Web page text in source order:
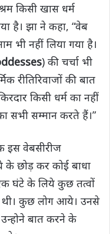
किसी खास धर्म
है। झा ने कहा, “वेब
भी नहीं लिया गया है।
) की चर्चा भी
रीतिरिवाजों की बात
किसी धर्म का नहीं
सभी सम्मान करते हैं।”
इस वेबसीरीज
के छोड़ कर कोई बाधा
घंटे के लिये कुछ तत्वों
थी। कुछ लोग आये। उनसे
बात करने के